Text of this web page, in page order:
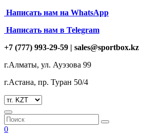
Написать нам на WhatsApp
Написать нам в Telegram
+7 (777) 993-29-59 | sales@sportbox.kz
г.Алматы, ул. Ауэзова 99
г.Астана, пр. Туран 50/4
0